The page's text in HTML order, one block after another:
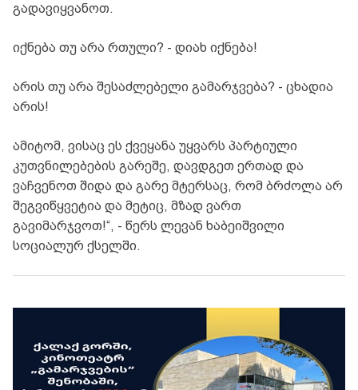
გადავიყვანოთ.
იქნება თუ არა რთული? - დიახ იქნება!
არის თუ არა შესაძლებელი გამარჯვება? - ცხადია
არის!
ამიტომ, ვისაც ეს ქვეყანა უყვარს პარტიული
კუთვნილებების გარეშე, დავდგეთ ერთად და
ვაჩვენოთ შიდა და გარე მტერსაც, რომ ბრძოლა არ
შეგვიწყვეტია და მეტიც, მზად ვართ
გავიმარჯვოთ!“, - წერს ლევან ხაბეიშვილი
სოციალურ ქსელში.